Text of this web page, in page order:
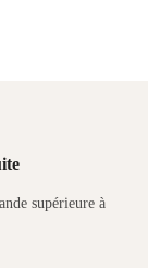
supérieure à